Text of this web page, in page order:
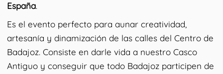
España.
Es el evento perfecto para aunar creatividad,
artesanía y dinamización de las calles del Centro de
Badajoz. Consiste en darle vida a nuestro Casco
Antiguo y conseguir que todo Badajoz participen de